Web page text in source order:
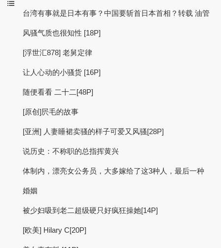
台湾有事就是日本有事？中国要斩首日本首相？转载 油管
风骚气质也很知性 [18P]
[浮世汇878] 老舅定律
让人心动的小骚货 [16P]
随便看看 二十二[48P]
[原创]屄毛的故事
[亚洲] 人妻睡裙卖骚的样子可爱又风骚[28P]
说历史：不称职的总指挥黄兴
体制内，漂亮女公务员，大多嫁给了这3种人，最后一种
婚姻
被少妇吸到老二超级硬只好疯狂操她[14P]
[欧美] Hilary C[20P]